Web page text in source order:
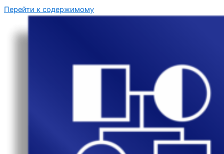
Перейти к содержимому